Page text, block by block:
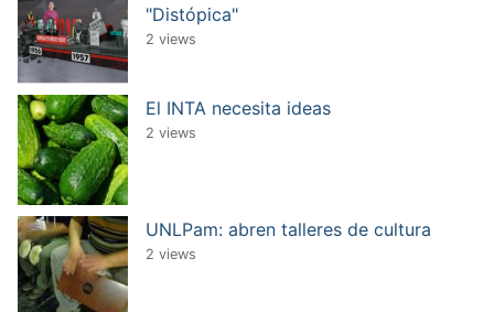
"Distópica"
2 views
El INTA necesita ideas
2 views
UNLPam: abren talleres de cultura
2 views